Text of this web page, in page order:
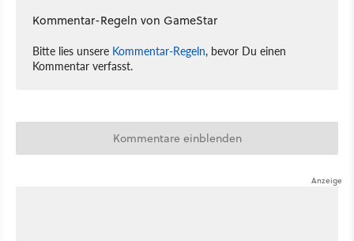
Kommentar-Regeln von GameStar
Bitte lies unsere Kommentar-Regeln, bevor Du einen
Kommentar verfasst.
Kommentare einblenden